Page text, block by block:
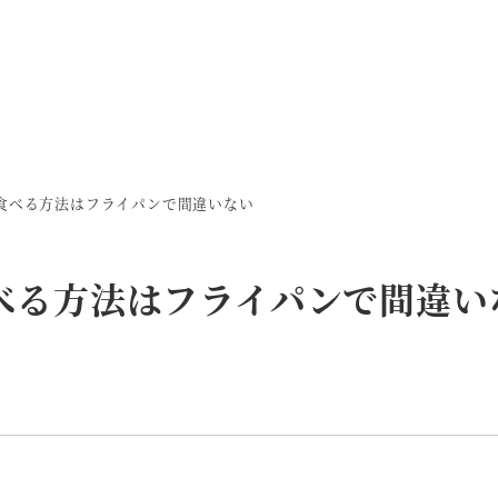
べる方法はフライパンで間違いない
方法はフライパンで間違